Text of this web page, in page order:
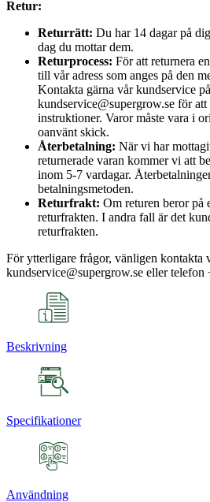
Retur:
Returrätt: Du har 14 dagar på
dag du mottar dem.
Returprocess: För att returnera
till vår adress som anges på den
Kontakta gärna vår kundservice på
kundservice@supergrow.se för
instruktioner. Varor måste vara i
oanvänt skick.
Återbetalning: När vi har
returnerade varan kommer vi att
inom 5-7 vardagar.
betalningsmetoden.
Returfrakt: Om returen beror på
returfrakten. I andra fall är det
returfrakten.
För ytterligare frågor, vänligen kontakta
kundservice@supergrow.se eller telefon
Beskrivning
Specifikationer
Användning